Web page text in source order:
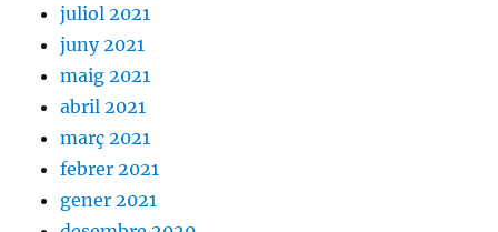
juliol 2021
juny 2021
maig 2021
abril 2021
març 2021
febrer 2021
gener 2021